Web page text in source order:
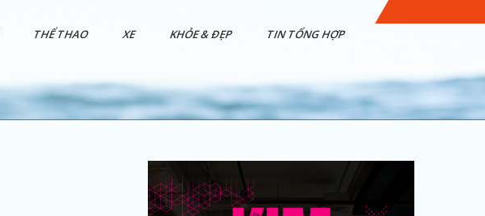
THỂ THAO XE KHỎE & ĐẸP TIN TỔNG HỢP